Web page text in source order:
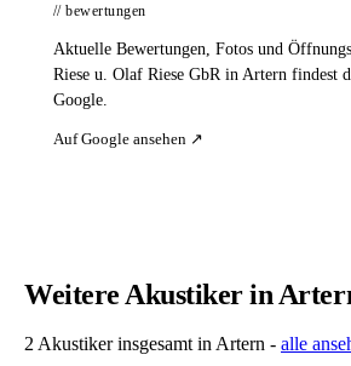
// bewertungen
Aktuelle Bewertungen, Fotos und
Riese u. Olaf Riese GbR in Artern findest
Google.
Auf Google ansehen ↗
Weitere Akustiker in
2 Akustiker insgesamt in Artern - alle